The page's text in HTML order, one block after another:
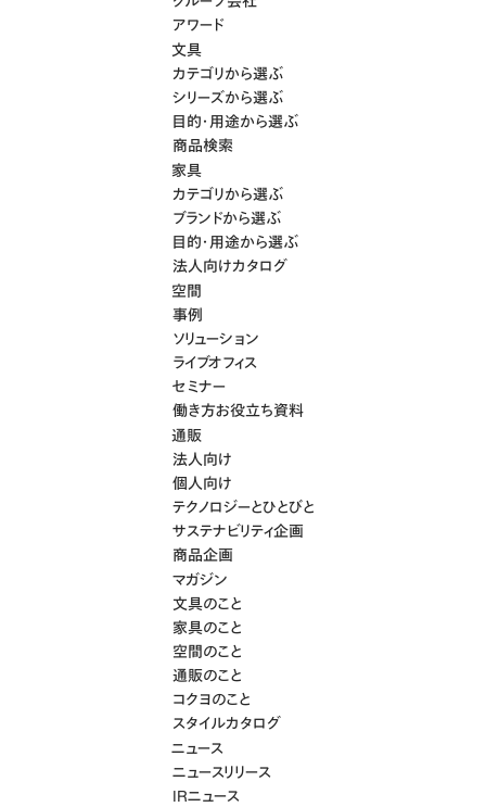
アワード
文具
カテゴリから選ぶ
シリーズから選ぶ
目的・用途から選ぶ
商品検索
家具
カテゴリから選ぶ
ブランドから選ぶ
目的・用途から選ぶ
法人向けカタログ
空間
事例
ソリューション
ライブオフィス
セミナー
働き方お役立ち資料
通販
法人向け
個人向け
テクノロジーとひとびと
サステナビリティ企画
商品企画
マガジン
文具のこと
家具のこと
空間のこと
通販のこと
コクヨのこと
スタイルカタログ
ニュース
ニュースリリース
IRニュース